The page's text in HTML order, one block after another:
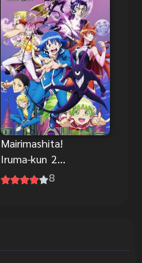
Mairimashita!
Iruma-kun 2
(2021) อิรุมะ
8